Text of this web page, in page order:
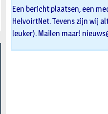
Een bericht plaatsen, een
HelvoirtNet. Tevens zijn wij
leuker). Mailen maar!